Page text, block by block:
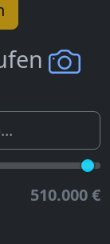
510.000 €